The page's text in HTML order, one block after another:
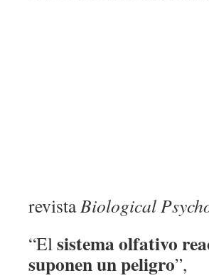
revistaBiological
“Elsistema olfativo
suponen un peligro”,